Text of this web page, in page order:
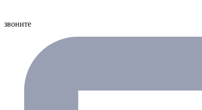
звоните